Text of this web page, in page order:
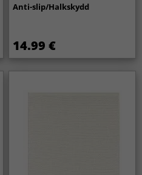
Anti-slip/Halkskydd
14.99 €